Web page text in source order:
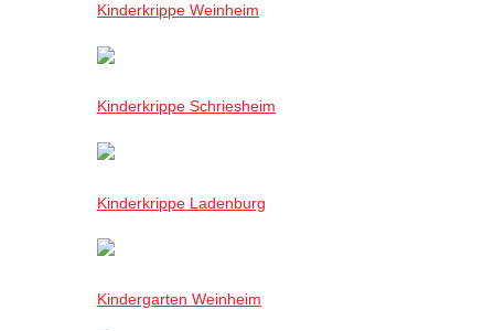
Kinderkrippe Weinheim
Kinderkrippe Schriesheim
Kinderkrippe Ladenburg
Kindergarten Weinheim